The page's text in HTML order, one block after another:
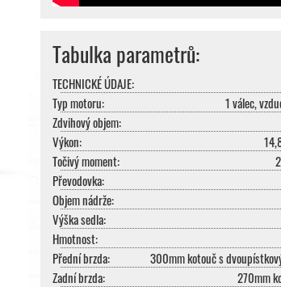
Tabulka parametrů:
TECHNICKÉ ÚDAJE:
Typ motoru:
1 válec,
Zdvihový objem:
Výkon:
Točivý moment:
Převodovka:
Objem nádrže:
Výška sedla:
Hmotnost:
Přední brzda:
300mm kotouč s
Zadní brzda:
270mm